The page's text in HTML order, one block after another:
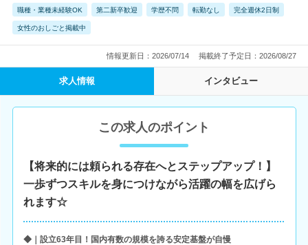
職種・業種未経験OK 第二新卒歓迎 学歴不問 転勤なし 完全週休2日制
女性のおしごと掲載中
情報更新日：2026/07/14 掲載終了予定日：2026/08/27
求人情報 インタビュー
この求人のポイント
【将来的には頼られる存在へとステップアップ！】
一歩ずつスキルを身につけながら活躍の幅を広げら
れます☆
◆｜設立63年目！国内有数の規模を誇る安定基盤が自慢